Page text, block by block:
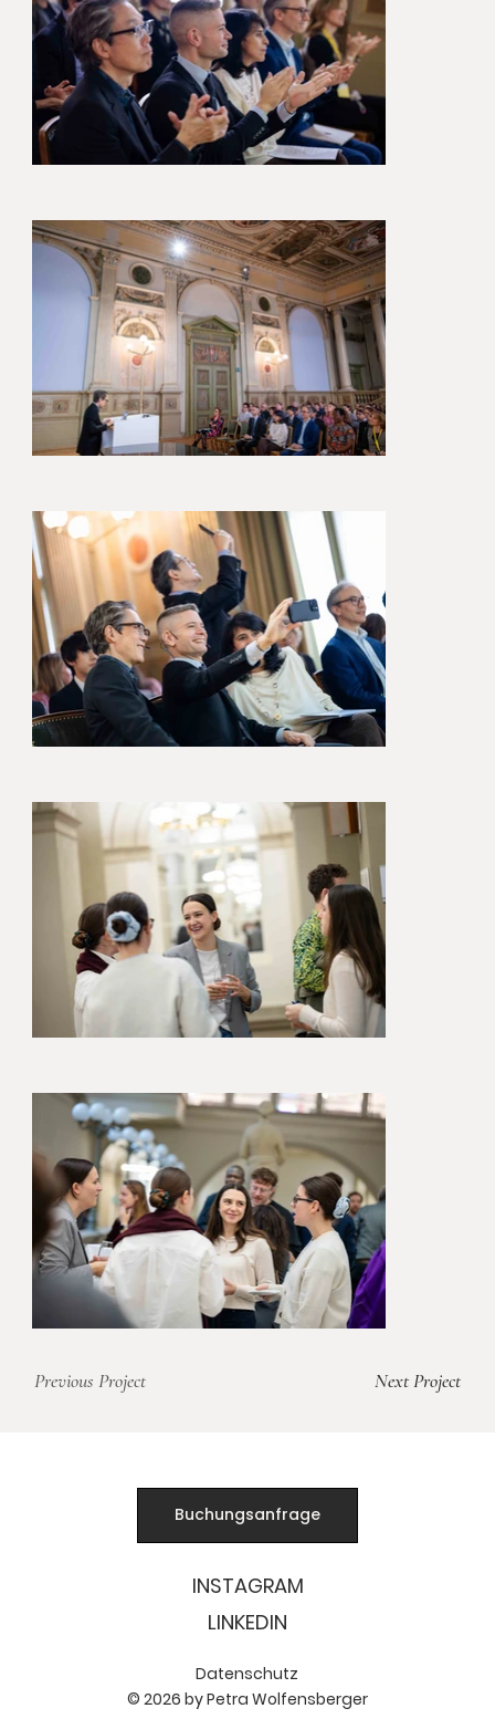
Previous Project Next Project
Buchungsanfrage
INSTAGRAM
LINKEDIN
Datenschutz
© 2026 by Petra Wolfensberger